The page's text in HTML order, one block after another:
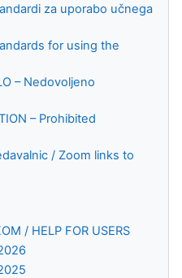
za uporabo učnega
for using the
– Nedovoljeno
– Prohibited
/ Zoom links to
/ HELP FOR USERS